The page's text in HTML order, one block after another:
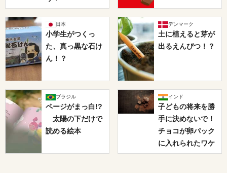
日本
小学生がつくっ
た、真っ黒な石け
ん！？
デンマーク
土に植えると芽が
出るえんぴつ！？
ブラジル
ページがまっ白!?
太陽の下だけで
読める絵本
インド
子どもの将来を勝
手に決めないで！
チョコが卵パック
に入れられたワケ